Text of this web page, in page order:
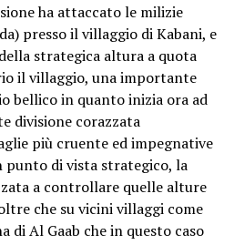
ha attaccato le milizie
presso il villaggio di Kabani, e
strategica altura a quota
il villaggio, una importante
bellico in quanto inizia ora ad
divisione corazzata
più cruente ed impegnative
punto di vista strategico, la
a controllare quelle alture
che su vicini villaggi come
di Al Gaab che in questo caso